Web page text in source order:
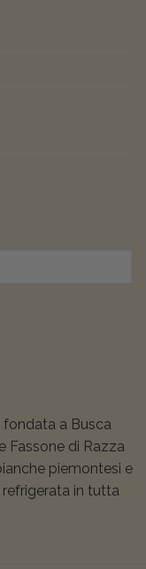
fondata a Busca
Fassone di Razza
piemontesi e
in tutta